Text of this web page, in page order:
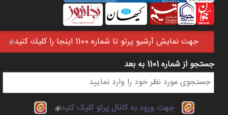
جهت نمايش آرشيو پرتو تا شماره 1100 اينجا را كليك كنيد
فرم جستجو
جستجو از شماره 1101 به بعد
جهت ورود به کانال پرتو کلیک کنید
(link is